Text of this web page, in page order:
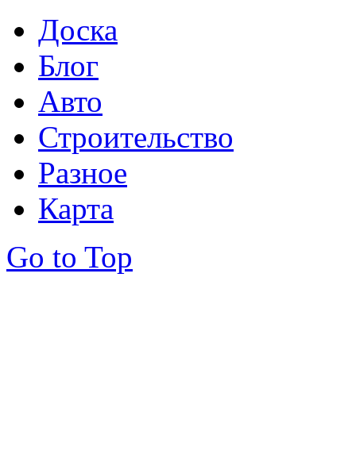
Доска
Блог
Авто
Строительство
Разное
Карта
Go to Top